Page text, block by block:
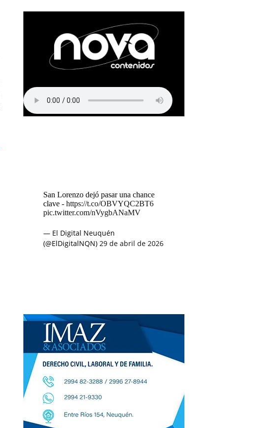
San Lorenzo dejó pasar una chance
clave - https://t.co/OBVYQC2BT6
pic.twitter.com/nVygbANaMV
— El Digital Neuquén
(@ElDigitalNQN) 29 de abril de 2026